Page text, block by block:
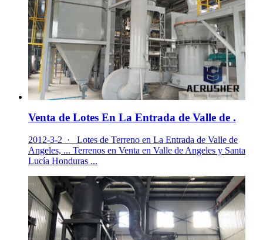
Venta de Lotes En La Entrada de Valle de .
2012-3-2 · Lotes de Terreno en La Entrada de Valle de
Angeles, ... Terrenos en Venta en Valle de Angeles y Santa
Lucía Honduras ...